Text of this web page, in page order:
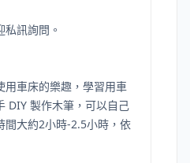
訊詢問。
用車床的樂趣，學習用車
DIY 製作木筆，可以自己
間大約2小時-2.5小時，依